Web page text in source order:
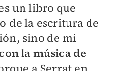
un libro que
de la escritura de
sino de mi
la música de